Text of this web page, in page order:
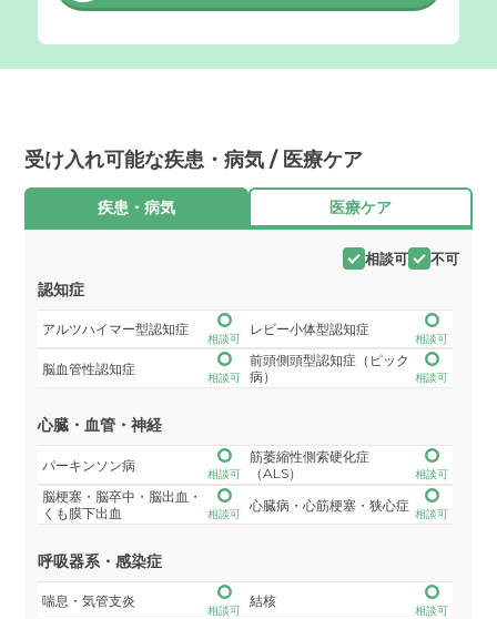
受け入れ可能な疾患・病気 / 医療ケア
疾患・病気 医療ケア
相談可 不可
認知症
アルツハイマー型認知症
相談可
レビー小体型認知症
相談可
脳血管性認知症
相談可
前頭側頭型認知症（ピック
病）
相談可
心臓・血管・神経
パーキンソン病
相談可
筋萎縮性側索硬化症
（ALS）
相談可
脳梗塞・脳卒中・脳出血・
くも膜下出血
相談可
心臓病・心筋梗塞・狭心症
相談可
呼吸器系・感染症
喘息・気管支炎
相談可
結核
相談可